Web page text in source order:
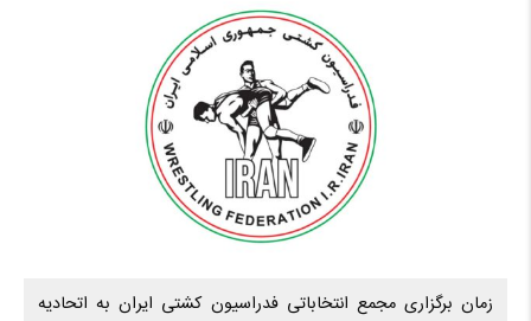
زمان برگزاری مجمع انتخاباتی فدراسیون کشتی ایران به اتحادیه